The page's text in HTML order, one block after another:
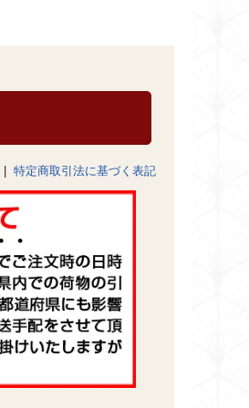
特定商取引法に基づく表記